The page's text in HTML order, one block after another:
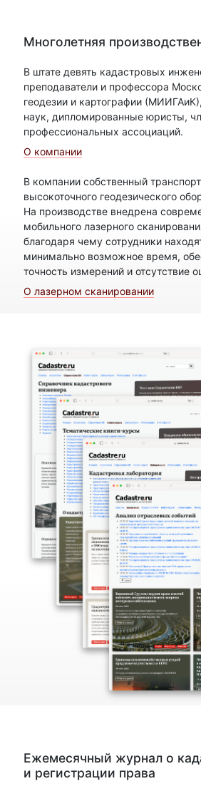
Многолетняя
В штате девять кадастровых
преподаватели и профессора
геодезии и картографии
наук, дипломированные юристы,
профессиональных ассоциаций.
О компании
В компании собственный
высокоточного геодезического
На производстве внедрена
мобильного лазерного
благодаря чему сотрудники
минимально возможное время,
точность измерений и отсутствие
О лазерном сканировании
Ежемесячный журнал о
и регистрации права